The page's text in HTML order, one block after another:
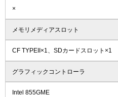
×
メモリメディアスロット
CF TYPEII×1、SDカードスロット×1
グラフィックコントローラ
Intel 855GME